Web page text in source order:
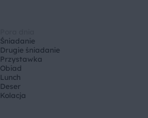
Śniadanie
Drugie śniadanie
Przystawka
Obiad
Lunch
Deser
Kolacja